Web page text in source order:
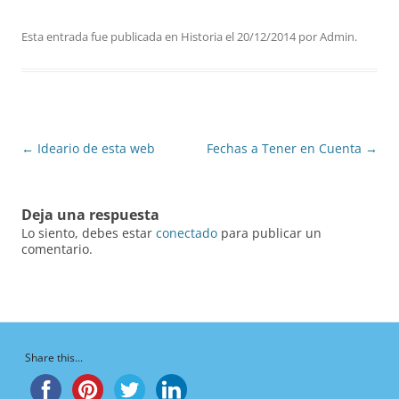
Esta entrada fue publicada en Historia el20/12/2014porAdmin.
Navegación
← Ideario de esta web Fechas a Tener en Cuenta →
Deja una respuesta
Lo siento, debes estar conectado para publicar un
comentario.
Share this...